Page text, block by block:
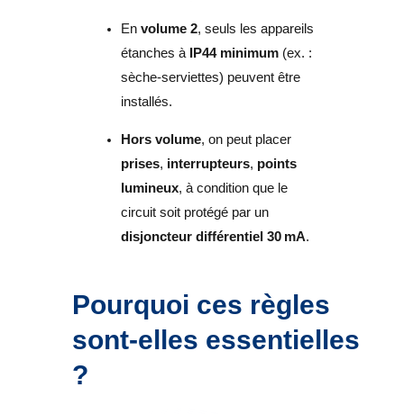
En volume 2, seuls les appareils
étanches à
IP44 minimum(ex. :
sèche-serviettes) peuvent être
installés.
Hors volume, on peut placer
prises, interrupteurs, points
lumineux, à condition que le
circuit soit protégé par un
disjoncteur différentiel 30 mA.
Pourquoi ces règles
sont-elles essentielles
?